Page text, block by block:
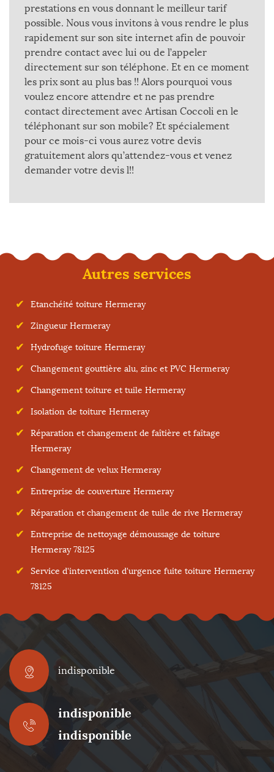
prestations en vous donnant le meilleur tarif
possible. Nous vous invitons à vous rendre le plus
rapidement sur son site internet afin de pouvoir
prendre contact avec lui ou de l’appeler
directement sur son téléphone. Et en ce moment
les prix sont au plus bas !! Alors pourquoi vous
voulez encore attendre et ne pas prendre
contact directement avec Artisan Coccoli en le
téléphonant sur son mobile? Et spécialement
pour ce mois-ci vous aurez votre devis
gratuitement alors qu’attendez-vous et venez
demander votre devis l!!
Autres services
Etanchéité toiture Hermeray
Zingueur Hermeray
Hydrofuge toiture Hermeray
Changement gouttière alu, zinc et PVC Hermeray
Changement toiture et tuile Hermeray
Isolation de toiture Hermeray
Réparation et changement de faîtière et faîtage
Hermeray
Changement de velux Hermeray
Entreprise de couverture Hermeray
Réparation et changement de tuile de rive Hermeray
Entreprise de nettoyage démoussage de toiture
Hermeray 78125
Service d'intervention d'urgence fuite toiture Hermeray
78125
indisponible
indisponible
indisponible